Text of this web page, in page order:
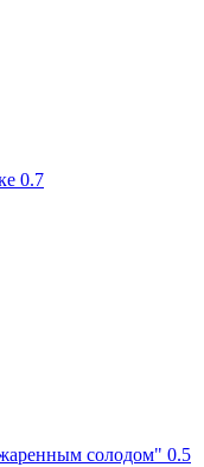
0.7
солодом" 0.5